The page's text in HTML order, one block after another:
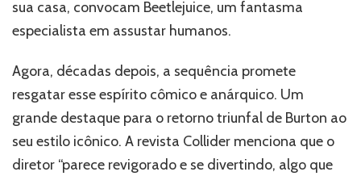
sua casa, convocam Beetlejuice, um fantasma
especialista em assustar humanos.
Agora, décadas depois, a sequência promete
resgatar esse espírito cômico e anárquico. Um
grande destaque para o retorno triunfal de Burton ao
seu estilo icônico. A revista Collider menciona que o
diretor “parece revigorado e se divertindo, algo que